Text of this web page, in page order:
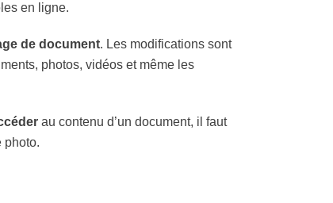
en ligne.
de document. Les modifications sont
photos, vidéos et même les
au contenu d’un document, il faut
photo.